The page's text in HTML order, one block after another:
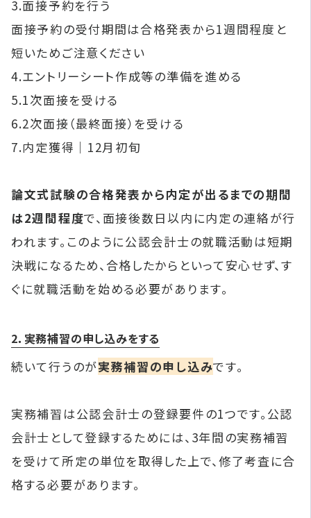
3.面接予約を行う
面接予約の受付期間は合格発表から1週間程度と
短いためご注意ください
4.エントリーシート作成等の準備を進める
5.1次面接を受ける
6.2次面接（最終面接）を受ける
7.内定獲得｜12月初旬
論文式試験の合格発表から内定が出るまでの期間
は2週間程度で、面接後数日以内に内定の連絡が行
われます。このように公認会計士の就職活動は短期
決戦になるため、合格したからといって安心せず、す
ぐに就職活動を始める必要があります。
2．実務補習の申し込みをする
続いて行うのが実務補習の申し込みです。
実務補習は公認会計士の登録要件の1つです。公認
会計士として登録するためには、3年間の実務補習
を受けて所定の単位を取得した上で、修了考査に合
格する必要があります。